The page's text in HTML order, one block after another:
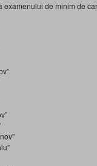
examenului de minim de